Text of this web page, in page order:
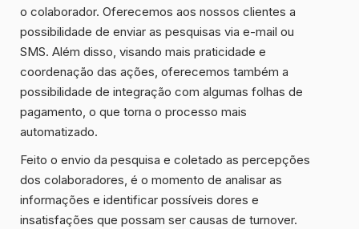
o colaborador. Oferecemos aos nossos clientes a
possibilidade de enviar as pesquisas via e-mail ou
SMS. Além disso, visando mais praticidade e
coordenação das ações, oferecemos também a
possibilidade de integração com algumas folhas de
pagamento, o que torna o processo mais
automatizado.
Feito o envio da pesquisa e coletado as percepções
dos colaboradores, é o momento de analisar as
informações e identificar possíveis dores e
insatisfações que possam ser causas de turnover.